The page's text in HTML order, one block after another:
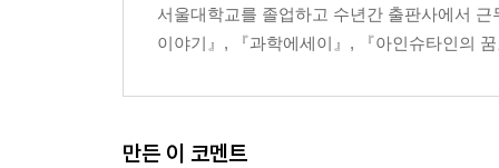
서울대학교를 졸업하고 수년간 출판사에서
이야기』, 『과학에세이』, 『아인슈타인의
만든 이 코멘트